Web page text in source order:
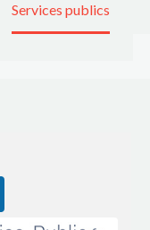
Services publics